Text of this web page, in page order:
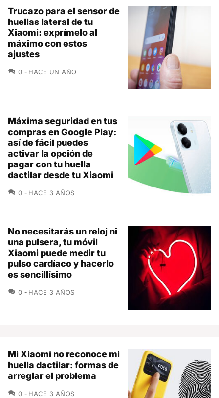
Trucazo para el sensor de
huellas lateral de tu
Xiaomi: exprímelo al
máximo con estos
ajustes
0 COMENTARIOS
HACE UN AÑO
Máxima seguridad en tus
compras en Google Play:
así de fácil puedes
activar la opción de
pagar con tu huella
dactilar desde tu Xiaomi
0 COMENTARIOS
HACE 3 AÑOS
No necesitarás un reloj ni
una pulsera, tu móvil
Xiaomi puede medir tu
pulso cardíaco y hacerlo
es sencillísimo
0 COMENTARIOS
HACE 3 AÑOS
Mi Xiaomi no reconoce mi
huella dactilar: formas de
arreglar el problema
0 COMENTARIOS
HACE 3 AÑOS